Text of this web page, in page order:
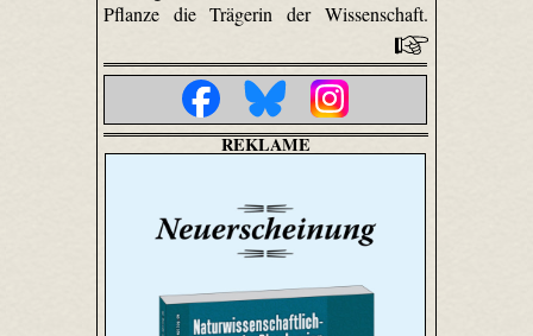
Pflanze die Trägerin der Wissenschaft.
REKLAME